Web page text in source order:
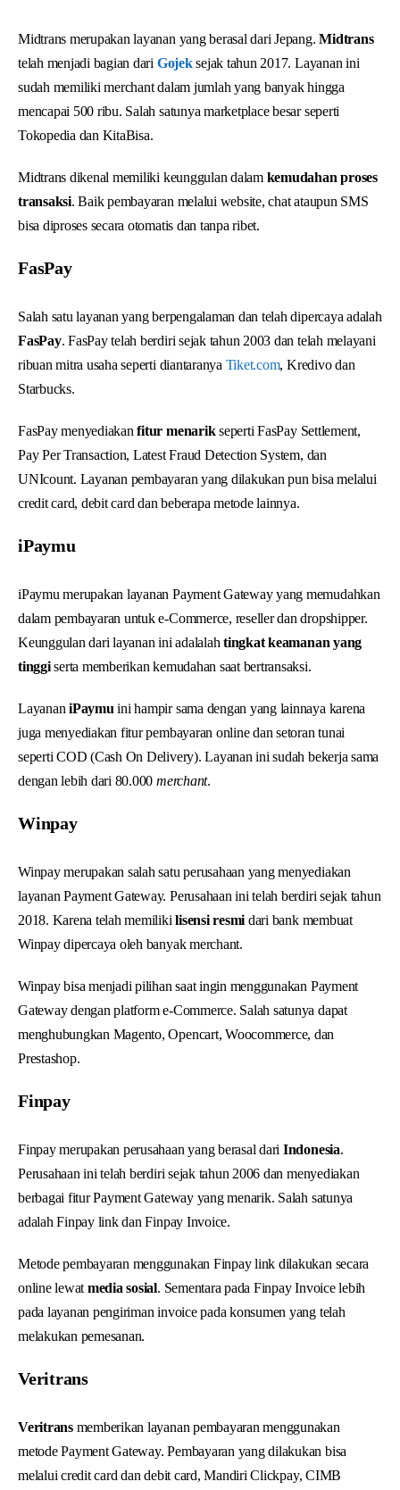
Midtrans merupakan layanan yang berasal dari Jepang.Midtrans
telah menjadi bagian dari Gojeksejak tahun 2017. Layanan ini
sudah memiliki merchant dalam jumlah yang banyak hingga
mencapai 500 ribu. Salah satunya marketplace besar seperti
Tokopedia dan KitaBisa.
Midtrans dikenal memiliki keunggulan dalam kemudahan proses
transaksi. Baik pembayaran melalui website, chat ataupun SMS
bisa diproses secara otomatis dan tanpa ribet.
FasPay
Salah satu layanan yang berpengalaman dan telah dipercaya adalah
FasPay. FasPay telah berdiri sejak tahun 2003 dan telah melayani
ribuan mitra usaha seperti diantaranya Tiket.com, Kredivo dan
Starbucks.
FasPay menyediakanfitur menarikseperti FasPay Settlement,
Pay Per Transaction, Latest Fraud Detection System, dan
UNIcount. Layanan pembayaran yang dilakukan pun bisa melalui
credit card, debit card dan beberapa metode lainnya.
iPaymu
iPaymu merupakan layanan Payment Gateway yang memudahkan
dalam pembayaran untuk e-Commerce, reseller dan dropshipper.
Keunggulan dari layanan ini adalalahtingkat keamanan yang
tinggiserta memberikan kemudahan saat bertransaksi.
LayananiPaymu ini hampir sama dengan yang lainnaya karena
juga menyediakan fitur pembayaran online dan setoran tunai
seperti COD (Cash On Delivery). Layanan ini sudah bekerja sama
dengan lebih dari 80.000merchant.
Winpay
Winpay merupakan salah satu perusahaan yang menyediakan
layanan Payment Gateway. Perusahaan ini telah berdiri sejak tahun
2018. Karena telah memilikilisensi resmi dari bank membuat
Winpay dipercaya oleh banyak merchant.
Winpay bisa menjadi pilihan saat ingin menggunakan Payment
Gateway dengan platform e-Commerce. Salah satunya dapat
menghubungkan Magento, Opencart, Woocommerce, dan
Prestashop.
Finpay
Finpay merupakan perusahaan yang berasal dari Indonesia.
Perusahaan ini telah berdiri sejak tahun 2006 dan menyediakan
berbagai fitur Payment Gateway yang menarik. Salah satunya
adalah Finpay link dan Finpay Invoice.
Metode pembayaran menggunakan Finpay link dilakukan secara
online lewat media sosial. Sementara pada Finpay Invoice lebih
pada layanan pengiriman invoice pada konsumen yang telah
melakukan pemesanan.
Veritrans
Veritransmemberikan layanan pembayaran menggunakan
metode Payment Gateway. Pembayaran yang dilakukan bisa
melalui credit card dan debit card, Mandiri Clickpay, CIMB